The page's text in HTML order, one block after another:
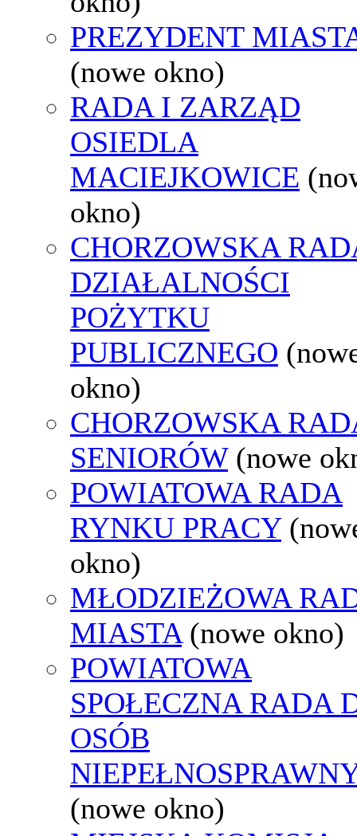
PREZYDENT
(nowe okno)
RADA I ZARZĄD
OSIEDLA
MACIEJKOWICE
okno)
CHORZOWSKA
DZIAŁALNOŚCI
POŻYTKU
PUBLICZNEGO
okno)
CHORZOWSKA
SENIORÓW (nowe
POWIATOWA RADA
RYNKU PRACY
okno)
MŁODZIEŻOWA
MIASTA (nowe okno)
POWIATOWA
SPOŁECZNA RADA
OSÓB
(nowe okno)